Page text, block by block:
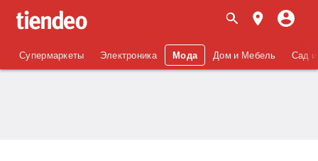
Супермаркеты Электроника Мода Дом и Мебель Сад